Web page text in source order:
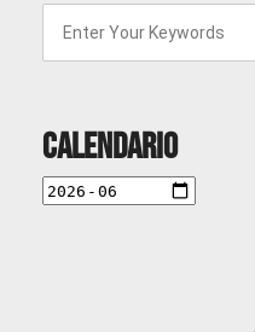
Calendario